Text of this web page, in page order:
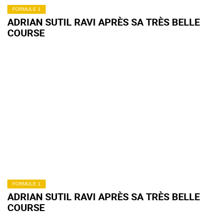
FORMULE 1
ADRIAN SUTIL RAVI APRÈS SA TRÈS BELLE
COURSE
FORMULE 1
ADRIAN SUTIL RAVI APRÈS SA TRÈS BELLE
COURSE